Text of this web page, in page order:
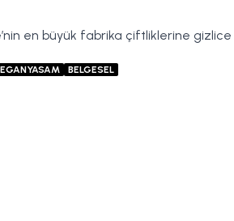
en büyük fabrika çiftliklerine gizlice
BELGESEL